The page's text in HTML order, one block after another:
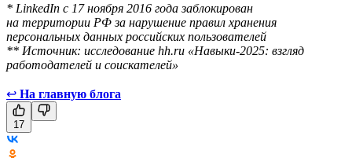
* LinkedIn с 17 ноября 2016 года заблокирован
на территории РФ за нарушение правил хранения
персональных данных российских пользователей
** Источник: исследование hh.ru «Навыки-2025: взгляд
работодателей и соискателей»
↩ На главную блога
17